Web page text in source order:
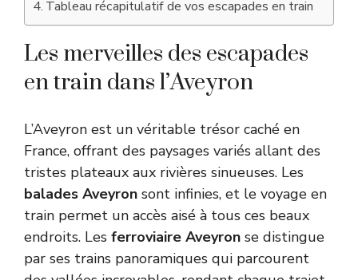
Tableau récapitulatif de vos escapades en train
Les merveilles des escapades
en train dans l’Aveyron
L’Aveyron est un véritable trésor caché en
France, offrant des paysages variés allant des
tristes plateaux aux rivières sinueuses. Les
balades Aveyron sont infinies, et le voyage en
train permet un accès aisé à tous ces beaux
endroits. Les ferroviaire Aveyron se distingue
par ses trains panoramiques qui parcourent